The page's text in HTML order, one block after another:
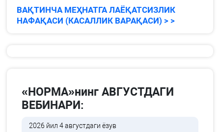
ВАҚТИНЧА МЕҲНАТГА ЛАЁҚАТСИЗЛИК
НАФАҚАСИ (КАСАЛЛИК ВАРАҚАСИ) > >
«НОРМА»нинг АВГУСТДАГИ
ВЕБИНАРИ:
2026 йил 4 августдаги ёзув